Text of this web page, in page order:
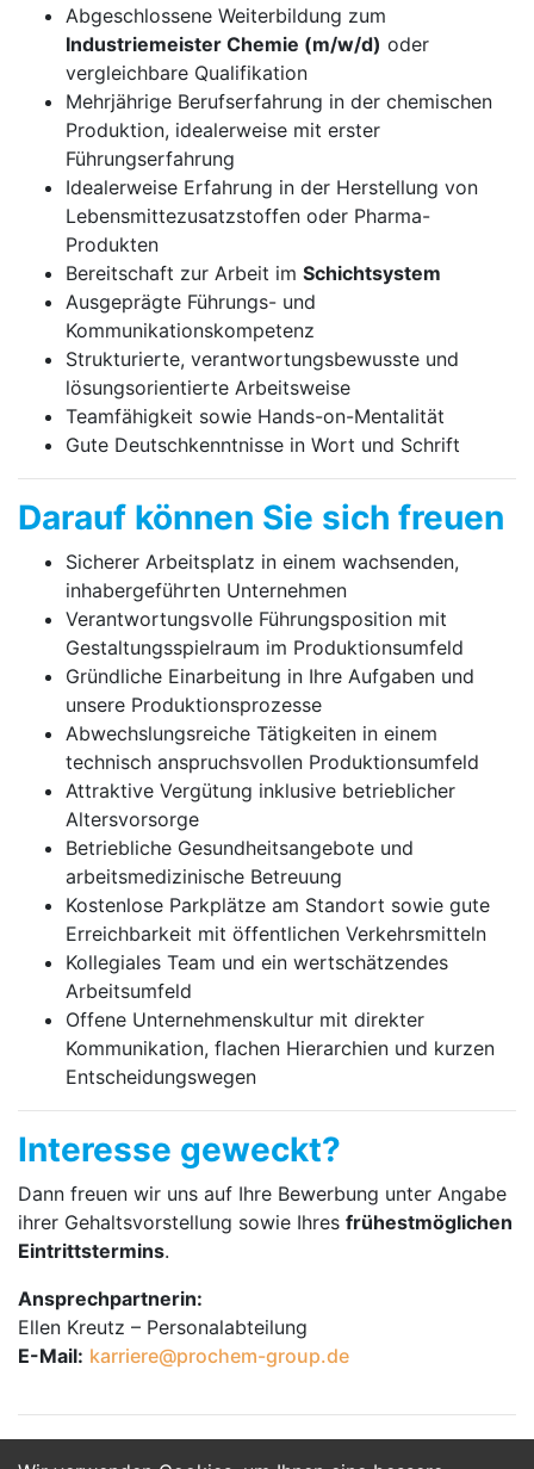
Abgeschlossene Weiterbildung zum
Industriemeister Chemie (m/w/d) oder
vergleichbare Qualifikation
Mehrjährige Berufserfahrung in der chemischen
Produktion, idealerweise mit erster
Führungserfahrung
Idealerweise Erfahrung in der Herstellung von
Lebensmittezusatzstoffen oder Pharma-
Produkten
Bereitschaft zur Arbeit im Schichtsystem
Ausgeprägte Führungs- und
Kommunikationskompetenz
Strukturierte, verantwortungsbewusste und
lösungsorientierte Arbeitsweise
Teamfähigkeit sowie Hands-on-Mentalität
Gute Deutschkenntnisse in Wort und Schrift
Darauf können Sie sich freuen
Sicherer Arbeitsplatz in einem wachsenden,
inhabergeführten Unternehmen
Verantwortungsvolle Führungsposition mit
Gestaltungsspielraum im Produktionsumfeld
Gründliche Einarbeitung in Ihre Aufgaben und
unsere Produktionsprozesse
Abwechslungsreiche Tätigkeiten in einem
technisch anspruchsvollen Produktionsumfeld
Attraktive Vergütung inklusive betrieblicher
Altersvorsorge
Betriebliche Gesundheitsangebote und
arbeitsmedizinische Betreuung
Kostenlose Parkplätze am Standort sowie gute
Erreichbarkeit mit öffentlichen Verkehrsmitteln
Kollegiales Team und ein wertschätzendes
Arbeitsumfeld
Offene Unternehmenskultur mit direkter
Kommunikation, flachen Hierarchien und kurzen
Entscheidungswegen
Interesse geweckt?
Dann freuen wir uns auf Ihre Bewerbung unter Angabe
ihrer Gehaltsvorstellung sowie Ihres frühestmöglichen
Eintrittstermins.
Ansprechpartnerin:
Ellen Kreutz – Personalabteilung
E-Mail: karriere@prochem-group.de